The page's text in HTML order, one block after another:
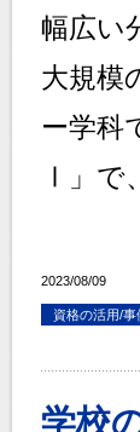
幅広い
大規模
ー学科
Ⅰ」で
2023/08/09
資格の活用/事
学校